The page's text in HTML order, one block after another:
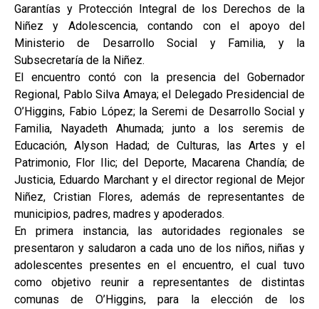
Garantías y Protección Integral de los Derechos de la
Niñez y Adolescencia, contando con el apoyo del
Ministerio de Desarrollo Social y Familia, y la
Subsecretaría de la Niñez.
El encuentro contó con la presencia del Gobernador
Regional, Pablo Silva Amaya; el Delegado Presidencial de
O’Higgins, Fabio López; la Seremi de Desarrollo Social y
Familia, Nayadeth Ahumada; junto a los seremis de
Educación, Alyson Hadad; de Culturas, las Artes y el
Patrimonio, Flor Ilic; del Deporte, Macarena Chandía; de
Justicia, Eduardo Marchant y el director regional de Mejor
Niñez, Cristian Flores, además de representantes de
municipios, padres, madres y apoderados.
En primera instancia, las autoridades regionales se
presentaron y saludaron a cada uno de los niños, niñas y
adolescentes presentes en el encuentro, el cual tuvo
como objetivo reunir a representantes de distintas
comunas de O’Higgins, para la elección de los